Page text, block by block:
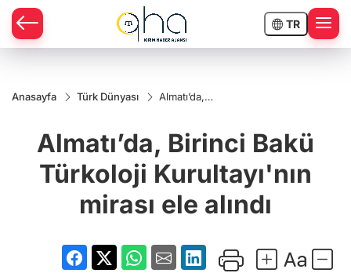
TR
Anasayfa Türk Dünyası
Almatı’da,
Kurultayı'nın
mirası ele
Almatı’da, Birinci Bakü
Türkoloji Kurultayı'nın
mirası ele alındı